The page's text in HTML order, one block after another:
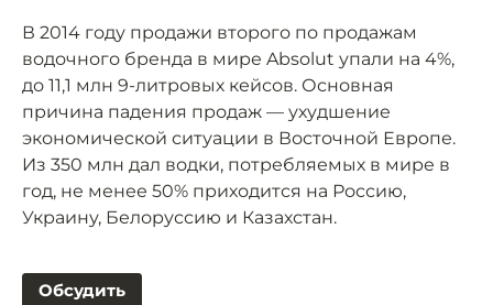
В 2014 году продажи второго по продажам
водочного бренда в мире Absolut упали на 4%,
до 11,1 млн 9-литровых кейсов. Основная
причина падения продаж — ухудшение
экономической ситуации в Восточной Европе.
Из 350 млн дал водки, потребляемых в мире в
год, не менее 50% приходится на Россию,
Украину, Белоруссию и Казахстан.
Обсудить